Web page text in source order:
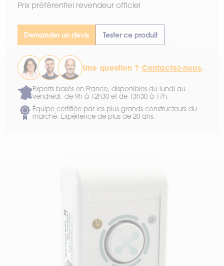
Prix préférentiel revendeur officiel
Demander un devis Tester ce produit
Une question ? Contactez-nous.
Experts basés en France, disponibles du lundi au
vendredi, de 9h à 12h30 et de 13h30 à 17h.
Équipe certifiée par les plus grands constructeurs du
marché. Expérience de plus de 20 ans.